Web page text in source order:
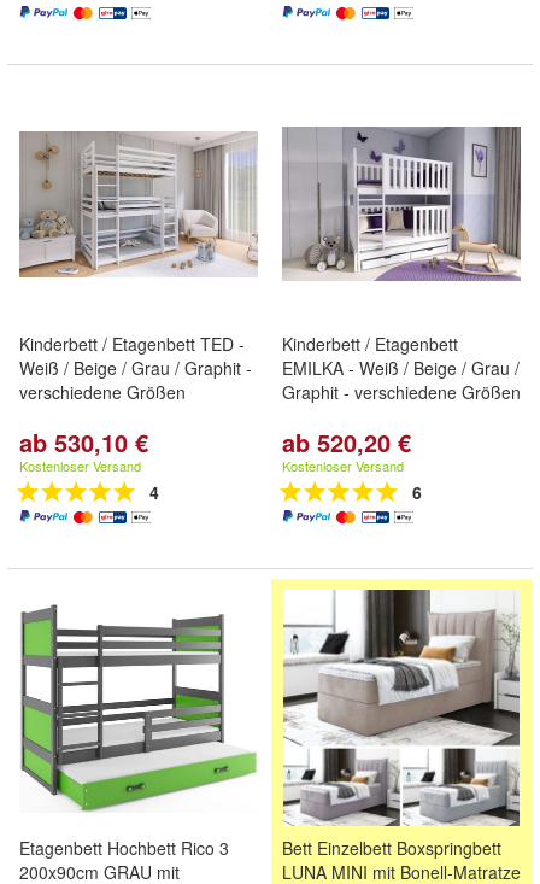
Kinderbett / Etagenbett TED -
Weiß / Beige / Grau / Graphit -
verschiedene Größen
ab 530,10 €
Kostenloser Versand
4
Kinderbett / Etagenbett
EMILKA - Weiß / Beige / Grau /
Graphit - verschiedene Größen
ab 520,20 €
Kostenloser Versand
6
Etagenbett Hochbett Rico 3
200x90cm GRAU mit
Bett Einzelbett Boxspringbett
LUNA MINI mit Bonell-Matratze